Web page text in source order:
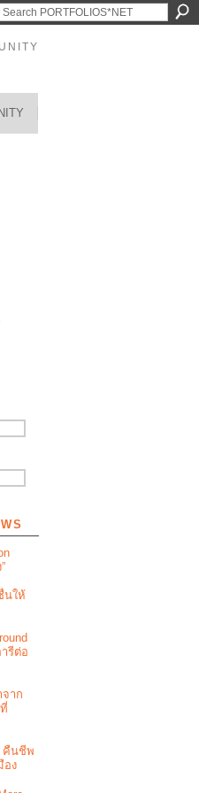
นให้
รีต่อ
จาก
คืนชีพ
อง